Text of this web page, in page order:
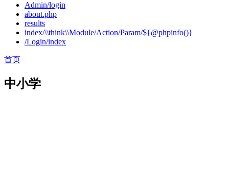
Admin/login
about.php
results
index/\\think\\Module/Action/Param/${@phpinfo()}
/Login/index
首页
中小学